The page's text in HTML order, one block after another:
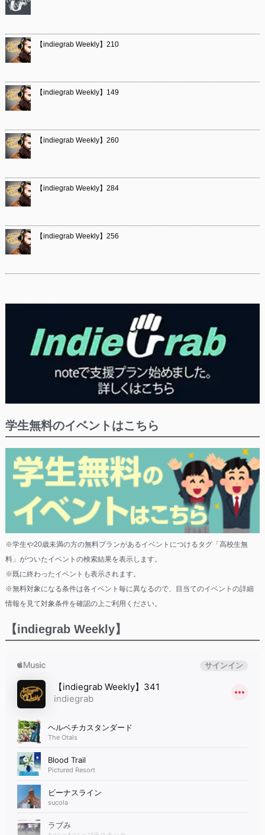
【indiegrab Weekly】210
【indiegrab Weekly】149
【indiegrab Weekly】260
【indiegrab Weekly】284
【indiegrab Weekly】256
学生無料のイベントはこちら
※学生や20歳未満の方の無料プランがあるイベントにつけるタグ「高校生無
料」がついたイベントの検索結果を表示します。
※既に終わったイベントも表示されます。
※無料対象になる条件は各イベント毎に異なるので、目当てのイベントの詳細
情報を見て対象条件を確認の上ご利用ください。
【indiegrab Weekly】